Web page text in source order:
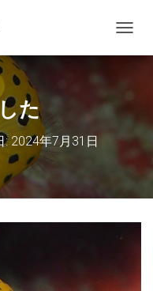
ビ
ョ
た
:2024年7月31日